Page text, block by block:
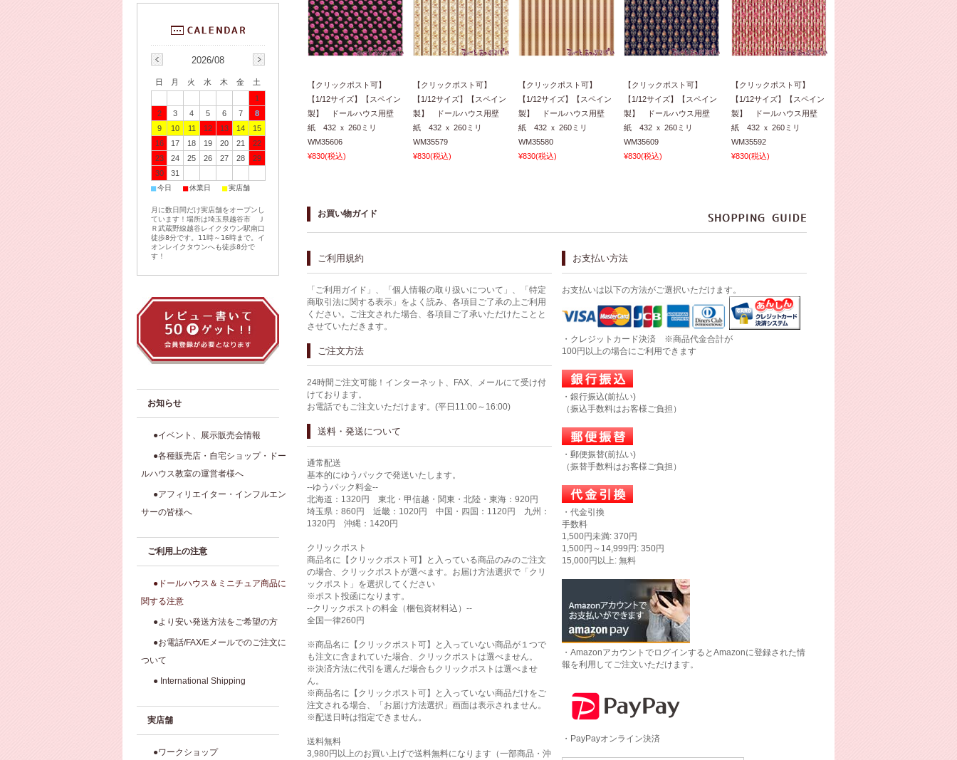
【クリックポスト可】
【1/12サイズ】【スペイン
製】 ドールハウス用壁
紙 432 ｘ 260ミリ
WM35606
¥830(税込)
【クリックポスト可】
【1/12サイズ】【スペイン
製】 ドールハウス用壁
紙 432 ｘ 260ミリ
WM35579
¥830(税込)
【クリックポスト可】
【1/12サイズ】【スペイン
製】 ドールハウス用壁
紙 432 ｘ 260ミリ
WM35580
¥830(税込)
【クリックポスト可】
【1/12サイズ】【スペイン
製】 ドールハウス用壁
紙 432 ｘ 260ミリ
WM35609
¥830(税込)
【クリックポスト可】
【1/12サイズ】【スペイン
製】 ドールハウス用壁
紙 432 ｘ 260ミリ
WM35592
¥830(税込)
お買い物ガイド
ご利用規約
「ご利用ガイド」、「個人情報の取り扱いについて」、「特定
商取引法に関する表示」をよく読み、各項目ご了承の上ご利用
ください。ご注文された場合、各項目ご了承いただけたことと
させていただきます。
ご注文方法
24時間ご注文可能！インターネット、FAX、メールにて受け付
けております。
お電話でもご注文いただけます。(平日11:00～16:00)
送料・発送について
通常配送
基本的にゆうパックで発送いたします。
--ゆうパック料金--
北海道：1320円 東北・甲信越・関東・北陸・東海：920円
埼玉県：860円 近畿：1020円 中国・四国：1120円 九州：
1320円 沖縄：1420円
クリックポスト
商品名に【クリックポスト可】と入っている商品のみのご注文
の場合、クリックポストが選べます。お届け方法選択で「クリ
ックポスト」を選択してください
※ポスト投函になります。
--クリックポストの料金（梱包資材料込）--
全国一律260円
※商品名に【クリックポスト可】と入っていない商品が１つで
も注文に含まれていた場合、クリックポストは選べません。
※決済方法に代引を選んだ場合もクリックポストは選べませ
ん。
※商品名に【クリックポスト可】と入っていない商品だけをご
注文される場合、「お届け方法選択」画面は表示されません。
※配送日時は指定できません。
送料無料
3,980円以上のお買い上げで送料無料になります（一部商品・沖
お支払い方法
お支払いは以下の方法がご選択いただけます。
・クレジットカード決済 ※商品代金合計が
100円以上の場合にご利用できます
・銀行振込(前払い)
（振込手数料はお客様ご負担）
・郵便振替(前払い)
（振替手数料はお客様ご負担）
・代金引換
手数料
1,500円未満: 370円
1,500円～14,999円: 350円
15,000円以上: 無料
・AmazonアカウントでログインするとAmazonに登録された情
報を利用してご注文いただけます。
・PayPayオンライン決済
2026/08
日 月 火 水 木 金
土
1
2
3 4 5 6 7
8
9
10 11 12 13 14
15
16
17 18 19 20 21
22
23
24 25 26 27 28
29
30
31
■今日 ■休業日 ■実店舗
月に数日間だけ実店舗をオープンし
ています！場所は埼玉県越谷市 Ｊ
Ｒ武蔵野線越谷レイクタウン駅南口
徒歩8分です。11時～16時まで。イ
オンレイクタウンへも徒歩8分で
す！
お知らせ
●イベント、展示販売会情報
●各種販売店・自宅ショップ・ドー
ルハウス教室の運営者様へ
●アフィリエイター・インフルエン
サーの皆様へ
ご利用上の注意
●ドールハウス＆ミニチュア商品に
関する注意
●より安い発送方法をご希望の方
●お電話/FAX/Eメールでのご注文に
ついて
● International Shipping
実店舗
●ワークショップ